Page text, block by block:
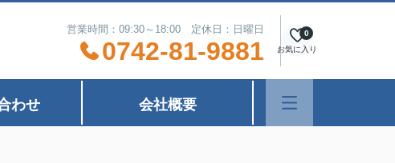
営業時間：09:30～18:00 定休日：日曜日
0742-81-9881 お気に入り
0
わせ 会社概要